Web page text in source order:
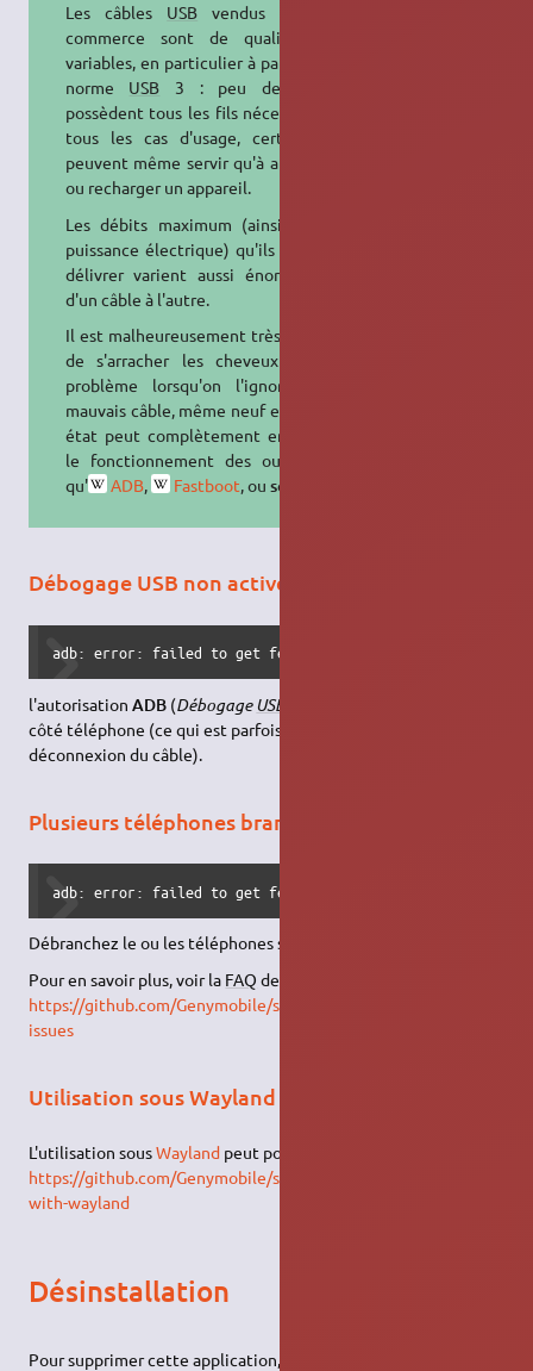
Les câbles USB vendus dans le
commerce sont de qualité très
variables, en particulier à partir de la
norme USB 3 : peu de câbles
possèdent tous les fils nécessaires à
tous les cas d'usage, certains ne
peuvent même servir qu'à alimenter
ou recharger un appareil.
Les débits maximum (ainsi que la
puissance électrique) qu'ils peuvent
délivrer varient aussi énormément
d'un câble à l'autre.
Il est malheureusement très courant
de s'arracher les cheveux sur ce
problème lorsqu'on l'ignore : un
mauvais câble, même neuf et en bon
état peut complètement empêcher
le fonctionnement des outils tels
qu'
ADB, Fastboot, ouscrcpy
Débogage USB non activé
adb: error: failed to get feature set: no devices/
l'autorisationADB (Débogage USB
côté téléphone (ce qui est parfois nécessaire après chaque
déconnexion du câble).
Plusieurs téléphones branchés en même temps
adb: error: failed to get feature set: more than one
Débranchez le ou les téléphones surnuméraires.
Pour en savoir plus, voir la FAQ des problèmes rencontrés :
https://github.com/Genymobile/scrcpy/blob/master/FAQ.md#adb-
issues
Utilisation sous Wayland
L'utilisation sousWayland peut poser problème. Voir :
https://github.com/Genymobile/scrcpy/blob/master/
with-wayland
Désinstallation
Pour supprimer cette application, il suffit de